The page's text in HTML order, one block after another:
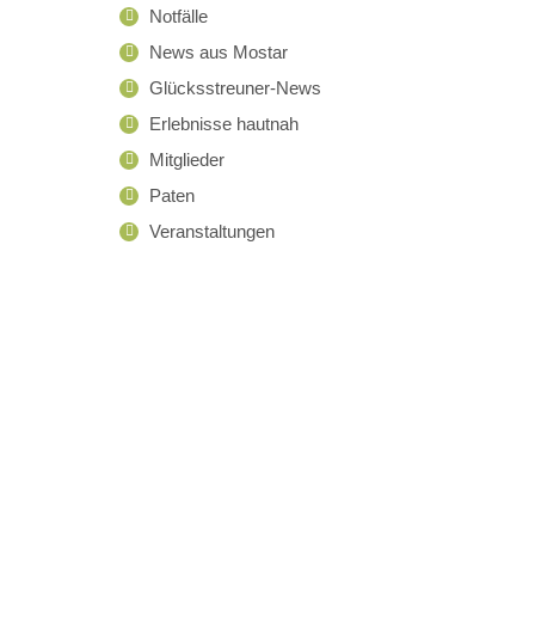
Notfälle
News aus Mostar
Glücksstreuner-News
Erlebnisse hautnah
Mitglieder
Paten
Veranstaltungen